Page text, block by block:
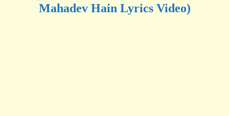
Mahadev Hain Lyrics Video)